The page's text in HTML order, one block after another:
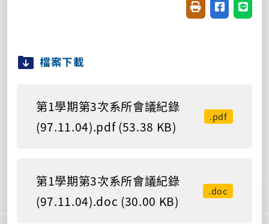
友善列印(開新視
分享至臉書
分享
檔案下載
第1學期第3次系所會議紀錄
(97.11.04).pdf (53.38 KB)
.pdf
第1學期第3次系所會議紀錄
(97.11.04).doc (30.00 KB)
.doc